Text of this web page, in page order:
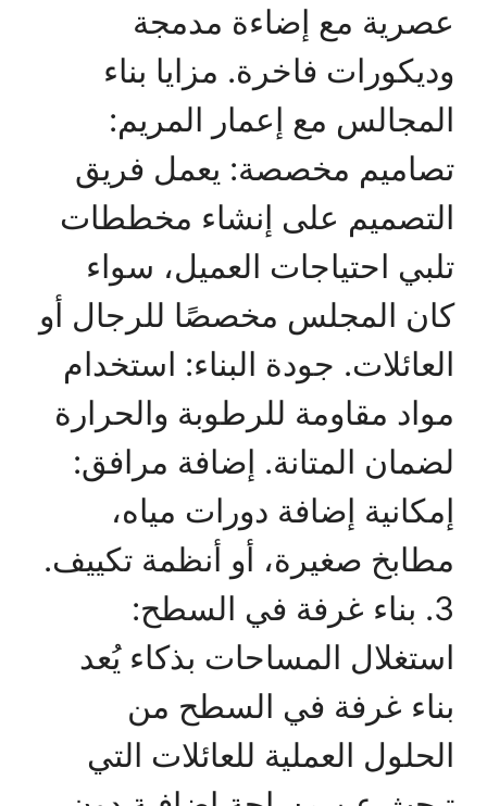
عصرية مع إضاءة مدمجة
وديكورات فاخرة. مزايا بناء
المجالس مع إعمار المريم:
تصاميم مخصصة: يعمل فريق
التصميم على إنشاء مخططات
تلبي احتياجات العميل، سواء
كان المجلس مخصصًا للرجال أو
العائلات. جودة البناء: استخدام
مواد مقاومة للرطوبة والحرارة
لضمان المتانة. إضافة مرافق:
إمكانية إضافة دورات مياه،
مطابخ صغيرة، أو أنظمة تكييف.
3. بناء غرفة في السطح:
استغلال المساحات بذكاء يُعد
بناء غرفة في السطح من
الحلول العملية للعائلات التي